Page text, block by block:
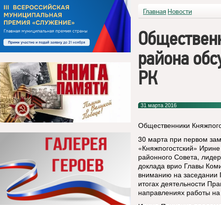
Главная Новости
района
РК
31 марта 2016
Общественники
30 марта при первом
«Княжпогостский»
районного Совета,
доклада врио Главы
вниманию на заседании
итогах деятельности
направлениях работы